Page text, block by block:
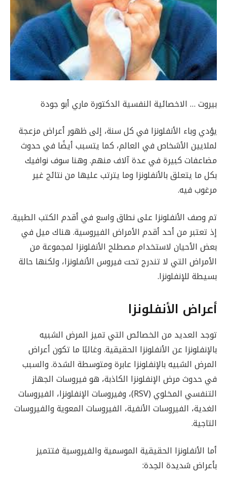
بيروت … الاخصائية النفسية الدكتورة ماري أبو جودة
يؤدي وباء الأنفلونزا في كل سنة، إلى ظهور أعراض مزعجة
لملايين الأشخاص في العالم، كما يتسبب أيضًا في حدوث
مضاعفات كبيرة في عدة آلاف منهم. وهنا سوف نوافيك
بكل ما يتعلق بالأنفلونزا وما يترتب عليها من نتائج غير
مرغوب فيه.
تم وصف الأنفلونزا على نطاق واسع في أقدم الكتب الطبية.
إذ تعتبر من أحد أقدم الأمراض الفيروسية. هناك ميل في
بعض الأحيان لاستخدام مصطلح الأنفلونزا لمجموعة من
الأمراض التي لا تندرج تحت فيروس الأنفلونزا، ولكنها حالة
بسيطة للإنفلونزا.
أعراض الأنفلونزا
توجد العديد من الخصائص التي تميز المرض الشبيه
بالإنفلونزا عن الأنفلونزا الحقيقية. وغالبًا ما تكون أعراض
المرض الشبيه بالإنفلونزا عابرة ومتوسطة الشدة. والسبب
في حدوث مرض الإنفلونزا الكاذبة، هو فيروسات الجهاز
التنفسي المخلوي (RSV)، وفيروسات الإنفلونزا، الفيروسات
الغدية، الفيروسات الأنفية، الفيروسات المعوية والفيروسات
التاجية.
أما الأنفلونزا الحقيقية الموسمية والفيروسية فتتميز
بأعراض شديدة الحِدة: